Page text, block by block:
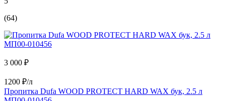
(64)
3 000 ₽
1200 ₽/л
Пропитка Dufa WOOD PROTECT HARD WAX бук, 2.5 л